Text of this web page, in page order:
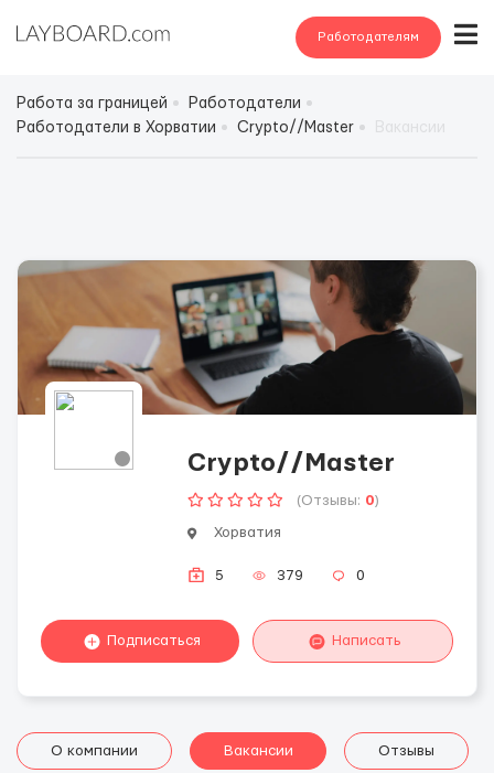
Работодателям
Работа за границей
Работодатели
Работодатели в Хорватии
Crypto//Master
Crypto//Master
(Отзывы: 0)
Хорватия
5 379 0
Подписаться Написать
О компании Вакансии Отзывы